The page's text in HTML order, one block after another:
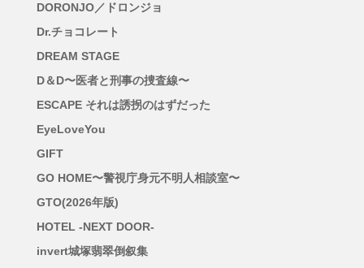
DORONJO／ドロンジョ
Dr.チョコレート
DREAM STAGE
D＆D〜医者と刑事の捜査線〜
ESCAPE それは誘拐のはずだった
EyeLoveYou
GIFT
GO HOME〜警視庁身元不明人相談室〜
GTO(2026年版)
HOTEL -NEXT DOOR-
invert城塚翡翠倒叙集